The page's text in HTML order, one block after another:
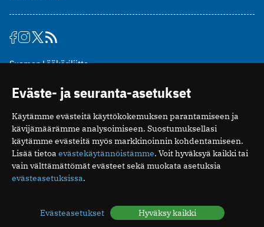
Suomen Lääkäriliitto
00510 Helsinki
puh. (09) 393 091
toimitus@potilaanlaakarilehti.fi
ISSN 2323-9476
Eväste- ja seuranta-asetukset
Käytämme evästeitä käyttökokemuksen parantamiseen ja
kävijämäärämme analysoimiseen. Suostumuksellasi
käytämme evästeitä myös markkinoinnin kohdentamiseen.
Lisää tietoa evästekäytännöistämme. Voit hyväksyä kaikki tai
vain välttämättömät evästeet sekä muokata asetuksia
evästeasetuksissa.
Evästeasetukset Hyväksy kaikki